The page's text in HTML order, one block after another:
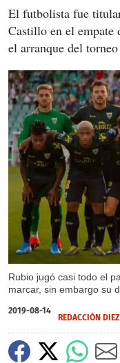
El futbolista fue
Castillo en el
el arranque del
Rubio jugó casi todo el
marcar, sin embargo su
2019-08-14
REDACCIÓN DIEZ